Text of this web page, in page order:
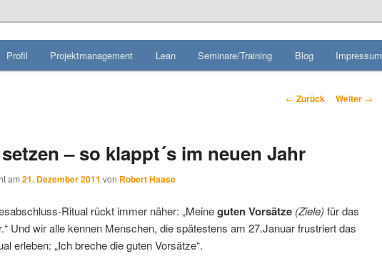
123haase.de
machen, das mögliche planen, das unmögliche denken
Profil Projektmanagement Lean Seminare/Training Blog Impressum
Beitrags-
← Zurück Weiter →
– so klappt´s im neuen Jahr
am 21. Dezember 2011 von Robert Haase
Ritual rückt immer näher: „Meineguten Vorsätze (Ziele) für das
Und wir alle kennen Menschen, die spätestens am 27.Januar frustriert das
erleben: „Ich breche die guten Vorsätze“.